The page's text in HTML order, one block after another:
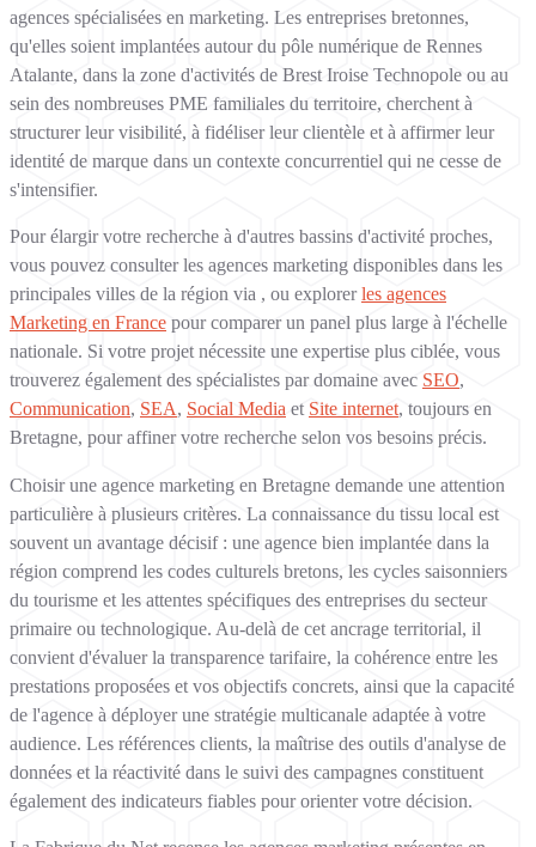
agences spécialisées en marketing. Les entreprises bretonnes,
qu'elles soient implantées autour du pôle numérique de Rennes
Atalante, dans la zone d'activités de Brest Iroise Technopole ou au
sein des nombreuses PME familiales du territoire, cherchent à
structurer leur visibilité, à fidéliser leur clientèle et à affirmer leur
identité de marque dans un contexte concurrentiel qui ne cesse de
s'intensifier.
Pour élargir votre recherche à d'autres bassins d'activité proches,
vous pouvez consulter les agences marketing disponibles dans les
principales villes de la région via , ou explorerles agences
Marketing en France pour comparer un panel plus large à l'échelle
nationale. Si votre projet nécessite une expertise plus ciblée, vous
trouverez également des spécialistes par domaine avec SEO,
Communication, SEA, Social Media et Site internet, toujours en
Bretagne, pour affiner votre recherche selon vos besoins précis.
Choisir une agence marketing en Bretagne demande une attention
particulière à plusieurs critères. La connaissance du tissu local est
souvent un avantage décisif : une agence bien implantée dans la
région comprend les codes culturels bretons, les cycles saisonniers
du tourisme et les attentes spécifiques des entreprises du secteur
primaire ou technologique. Au-delà de cet ancrage territorial, il
convient d'évaluer la transparence tarifaire, la cohérence entre les
prestations proposées et vos objectifs concrets, ainsi que la capacité
de l'agence à déployer une stratégie multicanale adaptée à votre
audience. Les références clients, la maîtrise des outils d'analyse de
données et la réactivité dans le suivi des campagnes constituent
également des indicateurs fiables pour orienter votre décision.